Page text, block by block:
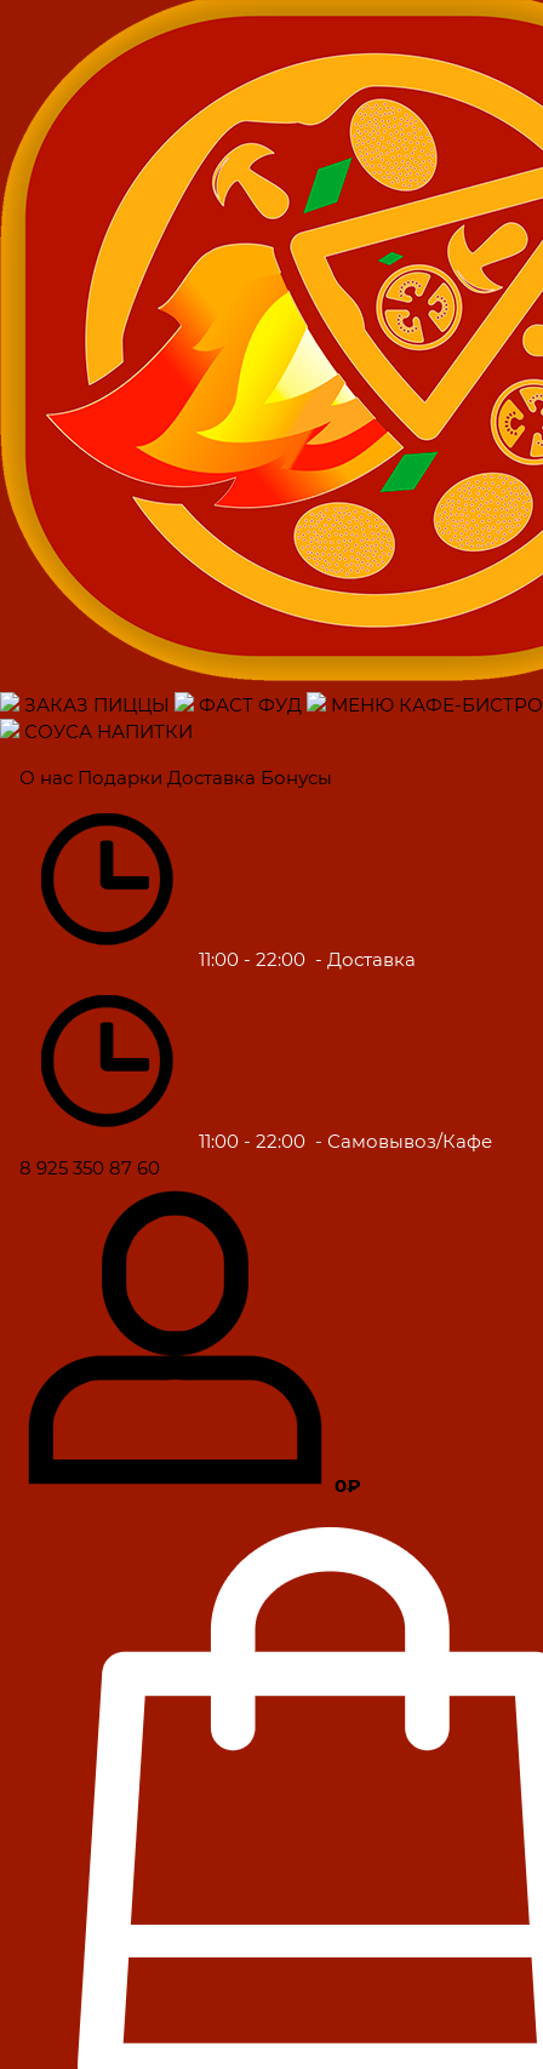
ЗАКАЗ ПИЦЦЫ ФАСТ ФУД
МЕНЮ КАФЕ-БИСТРО
СОУСА НАПИТКИ
О нас Подарки Доставка Бонусы
11:00 - 22:00 - Доставка
11:00 - 22:00 - Самовывоз/Кафе
8 925 350 87 60
0₽